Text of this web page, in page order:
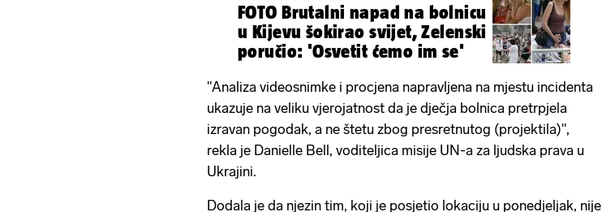
FOTO Brutalni napad na bolnicu
u Kijevu šokirao svijet, Zelenski
poručio: 'Osvetit ćemo im se'
"Analiza videosnimke i procjena napravljena na mjestu incidenta
ukazuje na veliku vjerojatnost da je dječja bolnica pretrpjela
izravan pogodak, a ne štetu zbog presretnutog (projektila)",
rekla je Danielle Bell, voditeljica misije UN-a za ljudska prava u
Ukrajini.
Dodala je da njezin tim, koji je posjetio lokaciju u ponedjeljak, nije